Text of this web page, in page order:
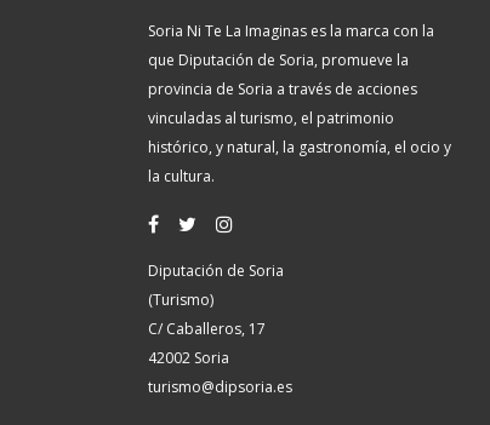
Soria Ni Te La Imaginas es la marca con la
que Diputación de Soria, promueve la
provincia de Soria a través de acciones
vinculadas al turismo, el patrimonio
histórico, y natural, la gastronomía, el ocio y
la cultura.
Diputación de Soria
(Turismo)
C/ Caballeros, 17
42002 Soria
turismo@dipsoria.es